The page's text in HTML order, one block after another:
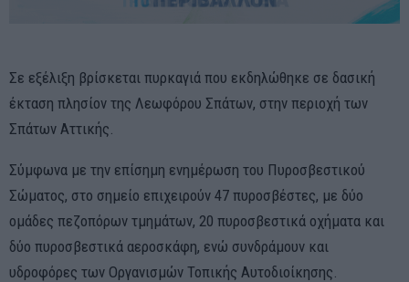
Σε εξέλιξη βρίσκεται πυρκαγιά που εκδηλώθηκε σε δασική
έκταση πλησίον της Λεωφόρου Σπάτων, στην περιοχή των
Σπάτων Αττικής.
Σύμφωνα με την επίσημη ενημέρωση του Πυροσβεστικού
Σώματος, στο σημείο επιχειρούν 47 πυροσβέστες, με δύο
ομάδες πεζοπόρων τμημάτων, 20 πυροσβεστικά οχήματα και
δύο πυροσβεστικά αεροσκάφη, ενώ συνδράμουν και
υδροφόρες των Οργανισμών Τοπικής Αυτοδιοίκησης.